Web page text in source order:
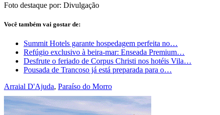
Foto destaque por: Divulgação
Você também vai gostar de:
Summit Hotels garante hospedagem perfeita no…
Refúgio exclusivo à beira-mar: Enseada Premium…
Desfrute o feriado de Corpus Christi nos hotéis Vila…
Pousada de Trancoso já está preparada para o…
Arraial D'Ajuda, Paraíso do Morro